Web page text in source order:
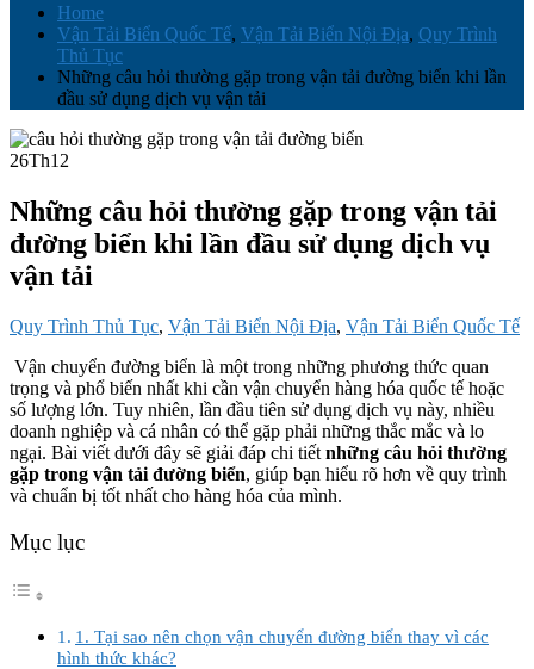
Home
Vận Tải Biển Quốc Tế, Vận Tải Biển Nội Địa, Quy Trình
Thủ Tục
Những câu hỏi thường gặp trong vận tải đường biển khi lần
đầu sử dụng dịch vụ vận tải
26Th12
Những câu hỏi thường gặp trong vận tải
đường biển khi lần đầu sử dụng dịch vụ
vận tải
Quy Trình Thủ Tục, Vận Tải Biển Nội Địa, Vận Tải Biển Quốc Tế
Vận chuyển đường biển là một trong những phương thức quan
trọng và phổ biến nhất khi cần vận chuyển hàng hóa quốc tế hoặc
số lượng lớn. Tuy nhiên, lần đầu tiên sử dụng dịch vụ này, nhiều
doanh nghiệp và cá nhân có thể gặp phải những thắc mắc và lo
ngại. Bài viết dưới đây sẽ giải đáp chi tiết những câu hỏi thường
gặp trong vận tải đường biển, giúp bạn hiểu rõ hơn về quy trình
và chuẩn bị tốt nhất cho hàng hóa của mình.
Mục lục
1. Tại sao nên chọn vận chuyển đường biển thay vì các
hình thức khác?